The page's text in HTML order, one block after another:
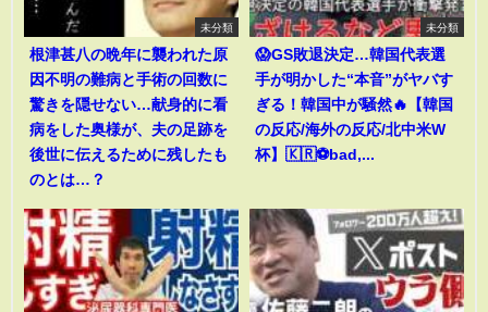
未分類
根津甚八の晩年に襲われた原
因不明の難病と手術の回数に
驚きを隠せない…献身的に看
病をした奥様が、夫の足跡を
後世に伝えるために残したも
のとは…？
未分類
😱GS敗退決定…韓国代表選
手が明かした“本音”がヤバす
ぎる！韓国中が騒然🔥【韓国
の反応/海外の反応/北中米W
杯】🇰🇷⚽bad,...